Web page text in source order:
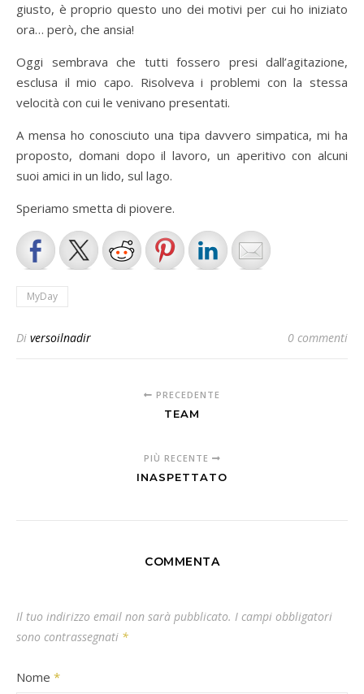
giusto, è proprio questo uno dei motivi per cui ho iniziato
ora… però, che ansia!
Oggi sembrava che tutti fossero presi dall’agitazione,
esclusa il mio capo. Risolveva i problemi con la stessa
velocità con cui le venivano presentati.
A mensa ho conosciuto una tipa davvero simpatica, mi ha
proposto, domani dopo il lavoro, un aperitivo con alcuni
suoi amici in un lido, sul lago.
Speriamo smetta di piovere.
MyDay
Di versoilnadir 0 commenti
PRECEDENTE
TEAM
PIÙ RECENTE
INASPETTATO
COMMENTA
Il tuo indirizzo email non sarà pubblicato. I campi obbligatori
sono contrassegnati *
Nome *